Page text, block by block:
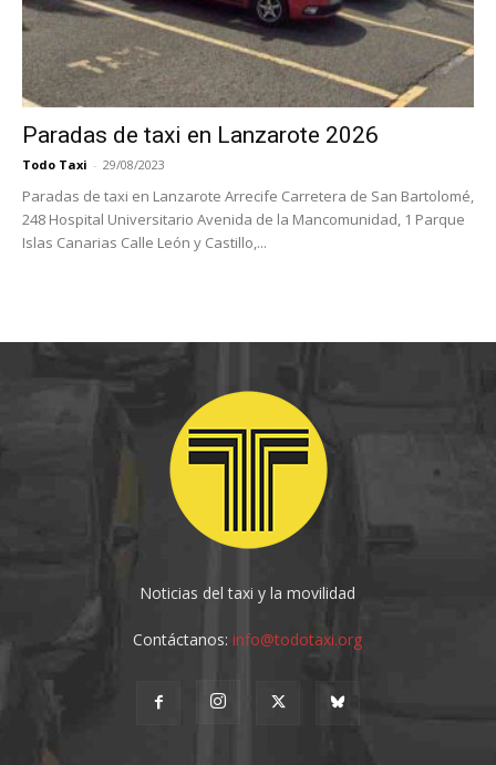
Paradas de taxi en Lanzarote 2026
Todo Taxi - 29/08/2023
Paradas de taxi en Lanzarote Arrecife Carretera de San Bartolomé,
248 Hospital Universitario Avenida de la Mancomunidad, 1 Parque
Islas Canarias Calle León y Castillo,...
Noticias del taxi y la movilidad
Contáctanos:info@todotaxi.org